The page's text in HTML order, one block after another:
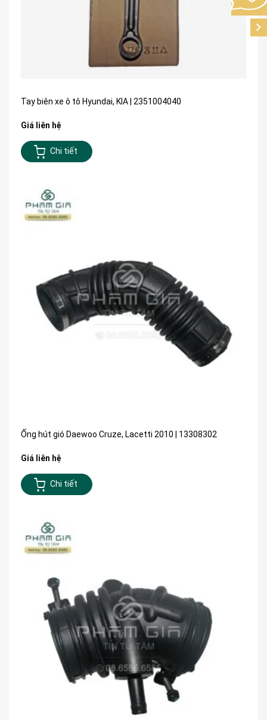
Tay biên xe ô tô Hyundai, KIA | 2351004040
Giá liên hệ
Chi tiết
Ống hút gió Daewoo Cruze, Lacetti 2010 | 13308302
Giá liên hệ
Chi tiết